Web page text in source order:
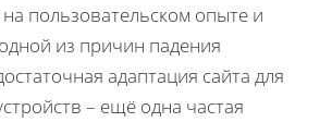
на пользовательском опыте и
из причин падения
адаптация сайта для
– ещё одна частая